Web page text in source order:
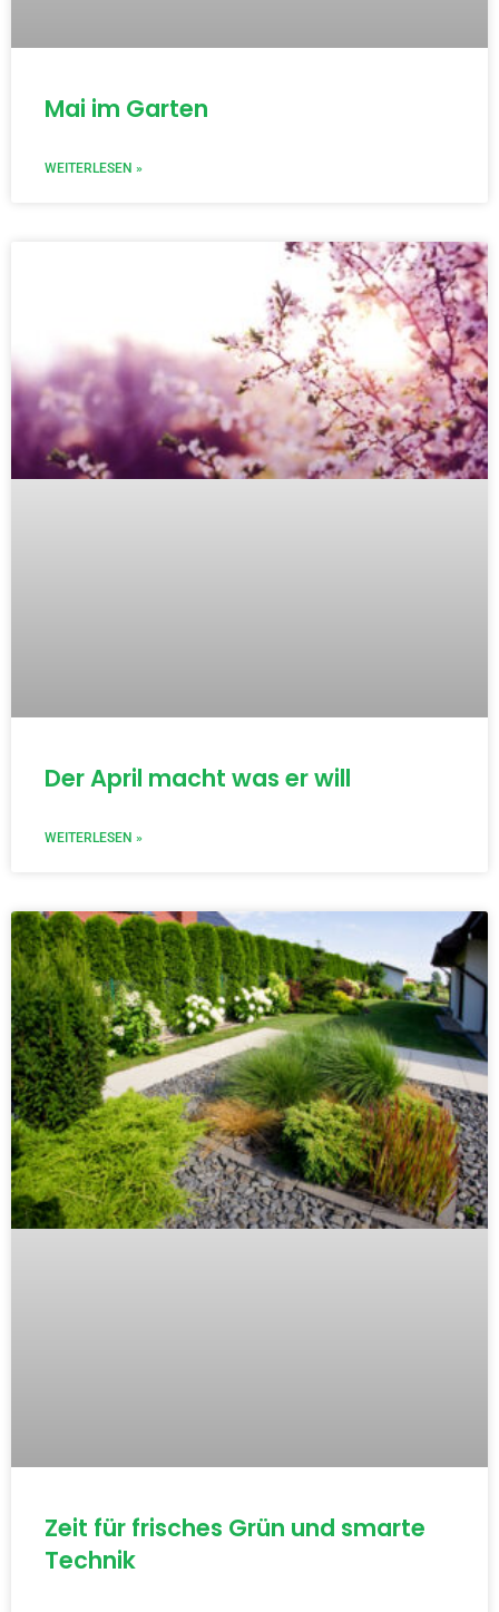
Mai im Garten
WEITERLESEN »
Der April macht was er will
WEITERLESEN »
Zeit für frisches Grün und smarte
Technik